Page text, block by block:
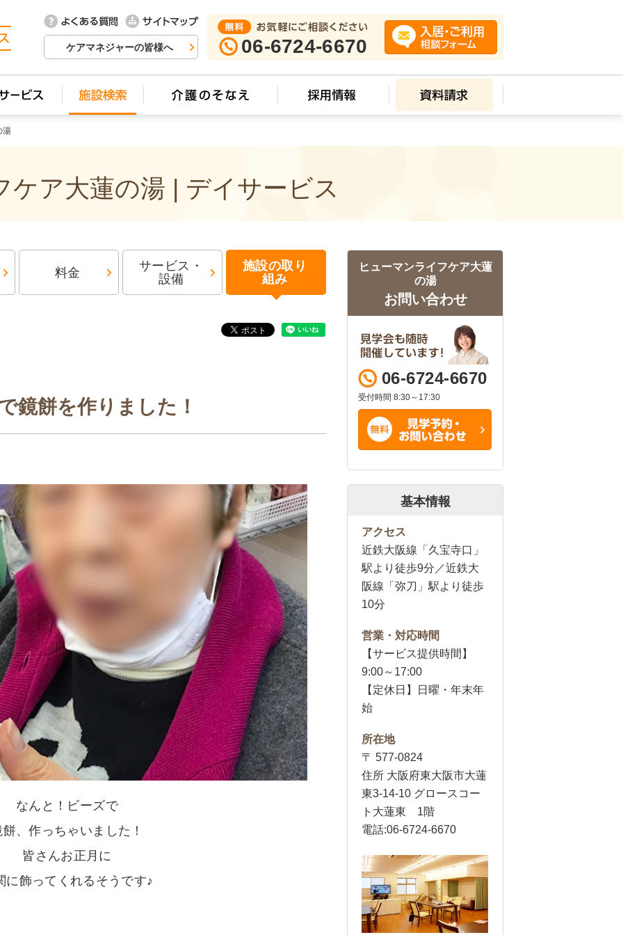
ケアマネジャーの皆様へ 06-6724-6670
湯
ケア大蓮の湯 | デイサービス
料金
サービス・
設備
施設の取り
組み
鏡餅を作りました！
なんと！ビーズで
餅、作っちゃいました！
皆さんお正月に
に飾ってくれるそうです♪
ヒューマンライフケア大蓮
の湯
お問い合わせ
06-6724-6670
受付時間 8:30～17:30
基本情報
アクセス
近鉄大阪線「久宝寺口」
駅より徒歩9分／近鉄大
阪線「弥刀」駅より徒歩
10分
営業・対応時間
【サービス提供時間】
9:00～17:00
【定休日】日曜・年末年
始
所在地
〒 577-0824
住所 大阪府東大阪市大蓮
東3-14-10 グロースコー
ト大蓮東 1階
電話:06-6724-6670